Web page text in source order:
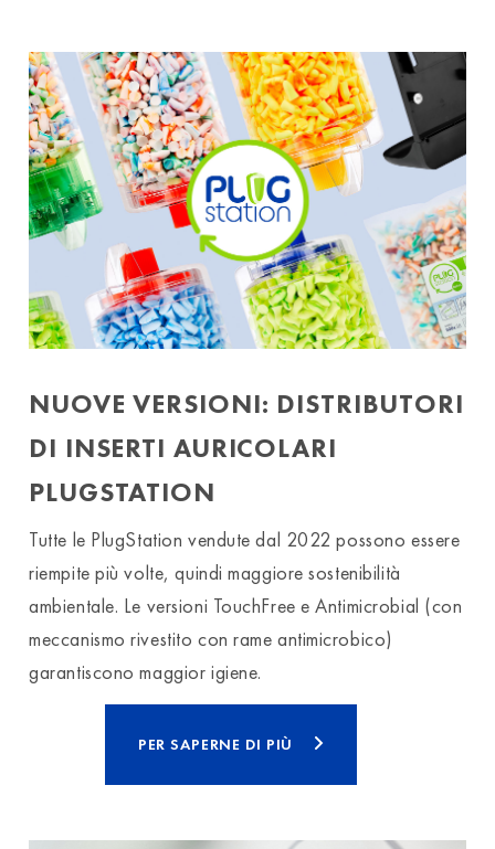
PER SAPERNE DI PIÙ
NUOVE VERSIONI: DISTRIBUTORI
DI INSERTI AURICOLARI
PLUGSTATION
Tutte le PlugStation vendute dal 2022 possono essere
riempite più volte, quindi maggiore sostenibilità
ambientale. Le versioni TouchFree e Antimicrobial (con
meccanismo rivestito con rame antimicrobico)
garantiscono maggior igiene.